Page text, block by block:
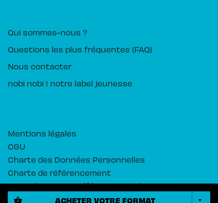
shopping_basket ACHETER VOTRE FORMAT arrow_drop_down
Qui sommes-nous ?
Questions les plus fréquentes (FAQ)
Nous contacter
nobi nobi ! notre label jeunesse
Mentions légales
CGU
Charte des Données Personnelles
Charte de référencement
Paramétrez vos préférences cookies